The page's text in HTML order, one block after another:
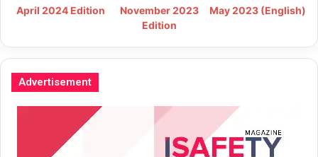
April 2024 Edition
November 2023
Edition
May 2023 (English)
Advertisement